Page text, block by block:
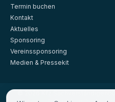
Termin buchen
Kontakt
Aktuelles
Sponsoring
Vereinssponsoring
Medien & Pressekit